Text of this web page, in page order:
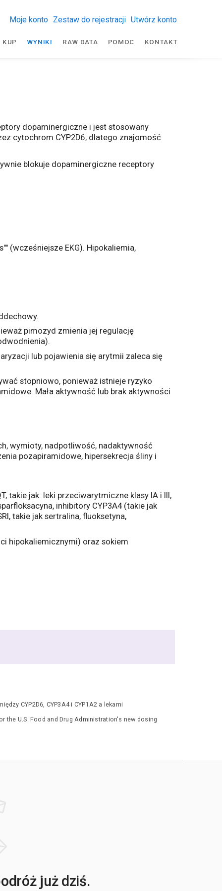
Moje konto Zestaw do rejestracji Utwórz konto
KUP WYNIKI RAW DATA POMOC KONTAKT
dopaminergiczne i jest stosowany
cytochrom CYP2D6, dlatego znajomość
blokuje dopaminergiczne receptory
(wcześniejsze EKG). Hipokaliemia,
pimozyd zmienia jej regulację
lub pojawienia się arytmii zaleca się
stopniowo, ponieważ istnieje ryzyko
Mała aktywność lub brak aktywności
wymioty, nadpotliwość, nadaktywność
pozapiramidowe, hipersekrecja śliny i
takie jak: leki przeciwarytmiczne klasy IA i III,
inhibitory CYP3A4 (takie jak
takie jak sertralina, fluoksetyna,
hipokaliemicznymi) oraz sokiem
CYP2D6, CYP3A4 i CYP1A2 a lekami
the U.S. Food and Drug Administration's new dosing
już dziś.